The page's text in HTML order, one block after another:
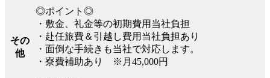
その
他
◎ポイント◎
・敷金、礼金等の初期費用当社負担
・赴任旅費＆引越し費用当社負担あり
・面倒な手続きも当社で対応します。
・寮費補助あり ※月45,000円